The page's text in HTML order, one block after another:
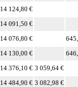
14 124,80 €
14 091,50 €
14 076,80 €
14 130,00 €
14 376,10 € 3 059,64 €
14 484,90 € 3 082,98 €